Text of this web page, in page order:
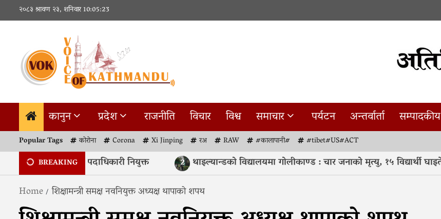
२०८३ श्रावण २३, शनिवार10:05:24
कानुन प्रदेश राजनीति विचार विश्व समाचार पर्यटन अन्तर्वार्ता सम्पादकीय
Popular Tags कोरोना Corona Xi Jinping रअ RAW #कालापानी#
#tibet#US#ACT
BREAKING
प्रतिष्ठानहरूमा नयाँ पदाधिकारी नियुक्त थाइल्यान्डको विद्यालयमा गोलीकाण्ड : चार जनाको मृत्यु, १५ विद्यार्थी घाइते
Home शिक्षामन्त्री समक्ष नवनियुक्त अध्यक्ष थापाको शपथ